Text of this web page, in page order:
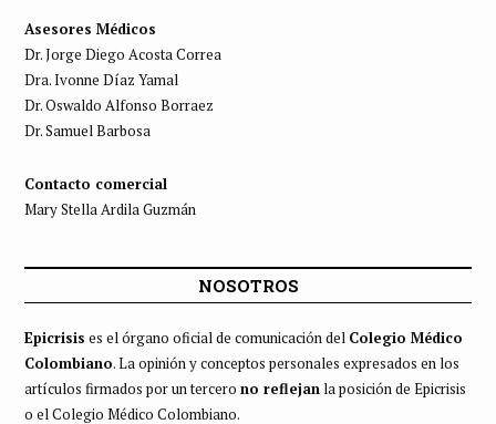
Asesores Médicos
Dr. Jorge Diego Acosta Correa
Dra. Ivonne Díaz Yamal
Dr. Oswaldo Alfonso Borraez
Dr. Samuel Barbosa
Contacto comercial
Mary Stella Ardila Guzmán
NOSOTROS
Epicrisis es el órgano oficial de comunicación del Colegio Médico
Colombiano. La opinión y conceptos personales expresados en los
artículos firmados por un tercero no reflejan la posición de Epicrisis
o el Colegio Médico Colombiano.